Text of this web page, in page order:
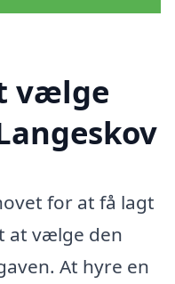
vælge
for at få lagt
at vælge den
At hyre en